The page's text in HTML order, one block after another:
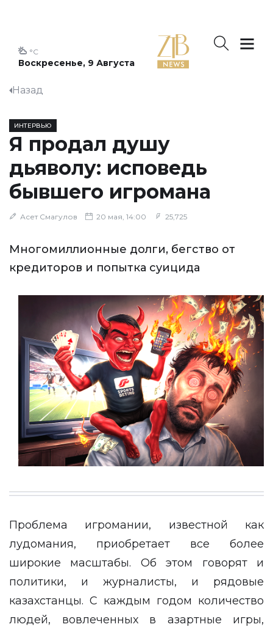
Воскресенье, 9 Августа
°C
Назад
ИНТЕРВЬЮ
Я продал душу
дьяволу: исповедь
бывшего игромана
Асет Смагулов 20 мая, 14:00 25,725
Многомиллионные долги, бегство от
кредиторов и попытка суицида
Проблема игромании, известной как
лудомания, приобретает все более
широкие масштабы. Об этом говорят и
политики, и журналисты, и рядовые
казахстанцы. С каждым годом количество
людей, вовлеченных в азартные игры,